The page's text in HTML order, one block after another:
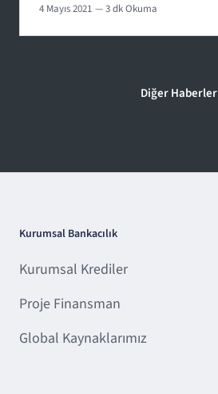
4 Mayıs 2021 — 3 dk Okuma
Diğer Haberler
Kurumsal Bankacılık
Kurumsal Krediler
Proje Finansman
Global Kaynaklarımız